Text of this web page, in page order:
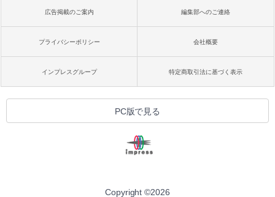
広告掲載のご案内 編集部へのご連絡
プライバシーポリシー 会社概要
インプレスグループ 特定商取引法に基づく表示
PC版で見る
Copyright ©2026